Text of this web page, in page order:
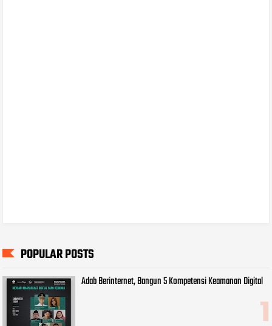
POPULAR POSTS
Adab Berinternet, Bangun 5 Kompetensi Keamanan Digital